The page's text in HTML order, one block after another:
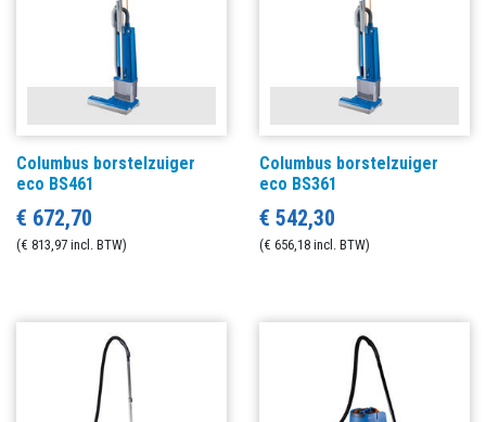
Columbus borstelzuiger
eco BS461
€ 672,70
(€ 813,97 incl. BTW)
Columbus borstelzuiger
eco BS361
€ 542,30
(€ 656,18 incl. BTW)